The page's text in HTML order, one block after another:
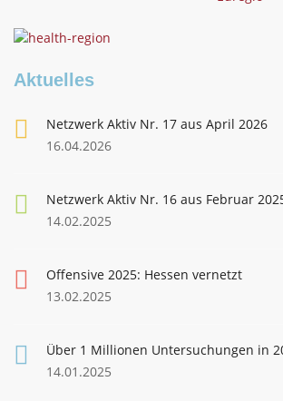
Aktuelles
Netzwerk Aktiv Nr. 17 aus April 2026
16.04.2026
Netzwerk Aktiv Nr. 16 aus Februar
14.02.2025
Offensive 2025: Hessen vernetzt
13.02.2025
Über 1 Millionen Untersuchungen in
14.01.2025